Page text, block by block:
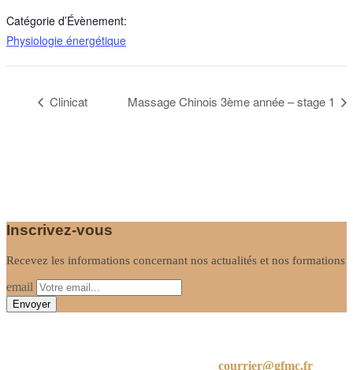
Catégorie d’Évènement:
Physiologie énergétique
Clinicat Massage Chinois 3ème année – stage 1
Inscrivez-vous
Recevez les informations concernant nos actualités et nos formations
email
courrier@gfmc.fr